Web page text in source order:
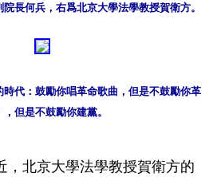
長何兵，右爲北京大學法學教授賀衛方。
代：鼓勵你唱革命歌曲，但是不鼓勵你革
但是不鼓勵你建黨。
，北京大學法學教授賀衛方的